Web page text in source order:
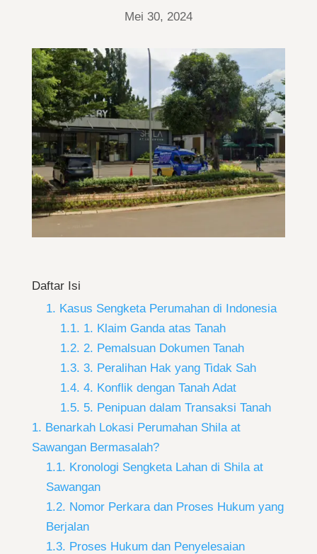
Mei 30, 2024
Daftar Isi
1. Kasus Sengketa Perumahan di Indonesia
1.1. 1. Klaim Ganda atas Tanah
1.2. 2. Pemalsuan Dokumen Tanah
1.3. 3. Peralihan Hak yang Tidak Sah
1.4. 4. Konflik dengan Tanah Adat
1.5. 5. Penipuan dalam Transaksi Tanah
1. Benarkah Lokasi Perumahan Shila at
Sawangan Bermasalah?
1.1. Kronologi Sengketa Lahan di Shila at
Sawangan
1.2. Nomor Perkara dan Proses Hukum yang
Berjalan
1.3. Proses Hukum dan Penyelesaian